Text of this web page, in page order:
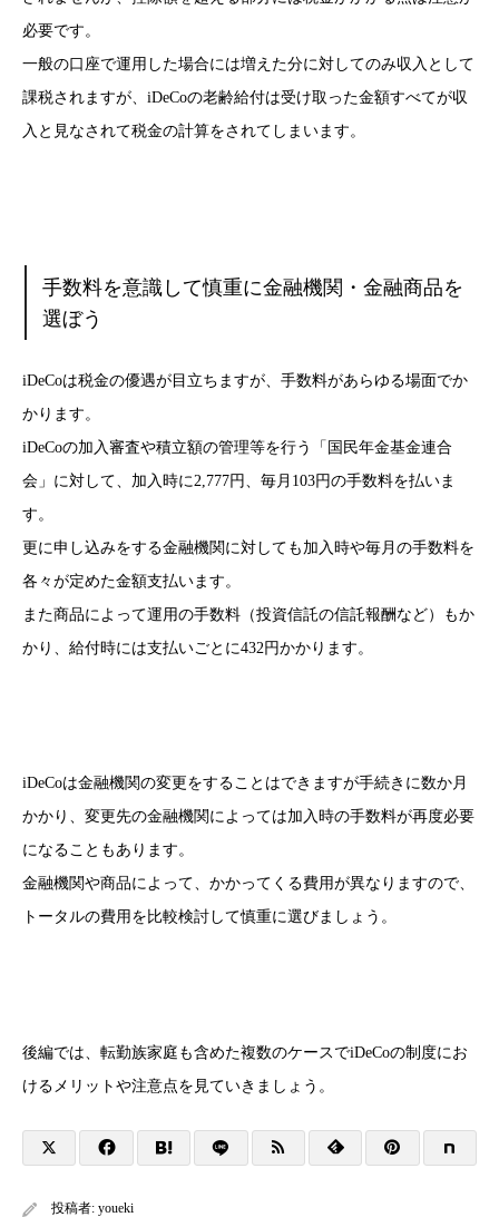
必要です。
一般の口座で運用した場合には増えた分に対してのみ収入として
課税されますが、iDeCoの老齢給付は受け取った金額すべてが収
入と見なされて税金の計算をされてしまいます。
手数料を意識して慎重に金融機関・金融商品を
選ぼう
iDeCoは税金の優遇が目立ちますが、手数料があらゆる場面でか
かります。
iDeCoの加入審査や積立額の管理等を行う「国民年金基金連合
会」に対して、加入時に2,777円、毎月103円の手数料を払いま
す。
更に申し込みをする金融機関に対しても加入時や毎月の手数料を
各々が定めた金額支払います。
また商品によって運用の手数料（投資信託の信託報酬など）もか
かり、給付時には支払いごとに432円かかります。
iDeCoは金融機関の変更をすることはできますが手続きに数か月
かかり、変更先の金融機関によっては加入時の手数料が再度必要
になることもあります。
金融機関や商品によって、かかってくる費用が異なりますので、
トータルの費用を比較検討して慎重に選びましょう。
後編では、転勤族家庭も含めた複数のケースでiDeCoの制度にお
けるメリットや注意点を見ていきましょう。
投稿者: youeki